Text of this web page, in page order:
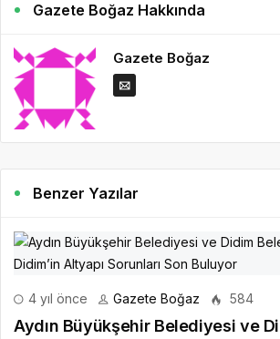
Gazete Boğaz Hakkında
Gazete Boğaz
Benzer Yazılar
4 yıl önce Gazete Boğaz 584
Aydın Büyükşehir Belediyesi ve